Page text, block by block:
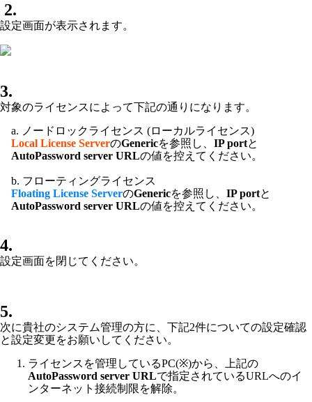
2.
設定画面が表示されます。
3.
対象のライセンスによって下記の通りになります。
a. ノードロックライセンス (ローカルライセンス)
Local License ServerのGenericを参照し、 IP portと
AutoPassword server URLの値を控えてください。
b. フローティングライセンス
Floating License ServerのGenericを参照し、 IP portと
AutoPassword server URLの値を控えてください。
4.
設定画面を閉じてください。
5.
次に貴社のシステム管理の方に、下記2件についての設定確認
と設定変更をお願いしてください。
ライセンスを管理しているPC(※)から、上記の
AutoPassword server URLで指定されているURLへのイ
ンターネット接続制限を解除。